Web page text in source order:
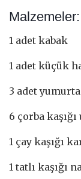
Malzemeler:
1 adet kabak
1 adet küçük
3 adet yumurta
6 çorba kaşığı
1 çay kaşığı
1 tatlı kaşığı